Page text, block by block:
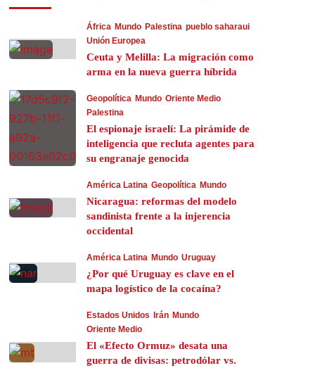
África Mundo Palestina pueblo saharaui
Unión Europea
Ceuta y Melilla: La migración como
arma en la nueva guerra híbrida
Geopolítica Mundo Oriente Medio
Palestina
El espionaje israelí: La pirámide de
inteligencia que recluta agentes para
su engranaje genocida
América Latina Geopolítica Mundo
Nicaragua: reformas del modelo
sandinista frente a la injerencia
occidental
América Latina Mundo Uruguay
¿Por qué Uruguay es clave en el
mapa logístico de la cocaína?
Estados Unidos Irán Mundo
Oriente Medio
El «Efecto Ormuz» desata una
guerra de divisas: petrodólar vs.